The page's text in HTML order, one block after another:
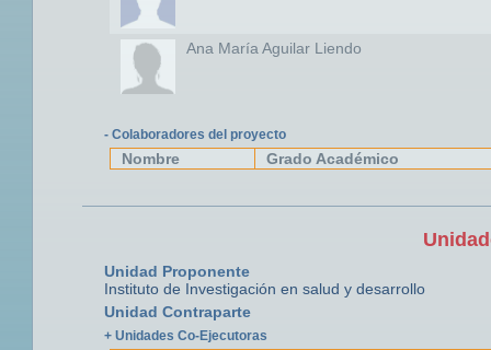
Ana María Aguilar Liendo
- Colaboradores del proyecto
Nombre Grado Académico
Unidad Proponente
Instituto de Investigación en salud y desarrollo
Unidad Contraparte
+ Unidades Co-Ejecutoras